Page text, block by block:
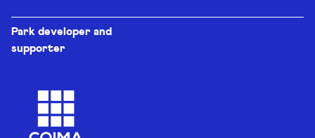
Park developer and
supporter